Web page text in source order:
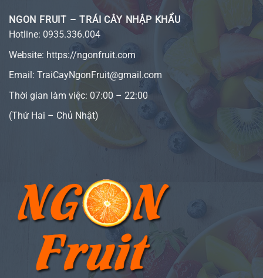
NGON FRUIT – TRÁI CÂY NHẬP KHẨU
Hotline: 0935.336.004
Website: https://ngonfruit.com
Email: TraiCayNgonFruit@gmail.com
Thời gian làm việc: 07:00 – 22:00
(Thứ Hai – Chủ Nhật)